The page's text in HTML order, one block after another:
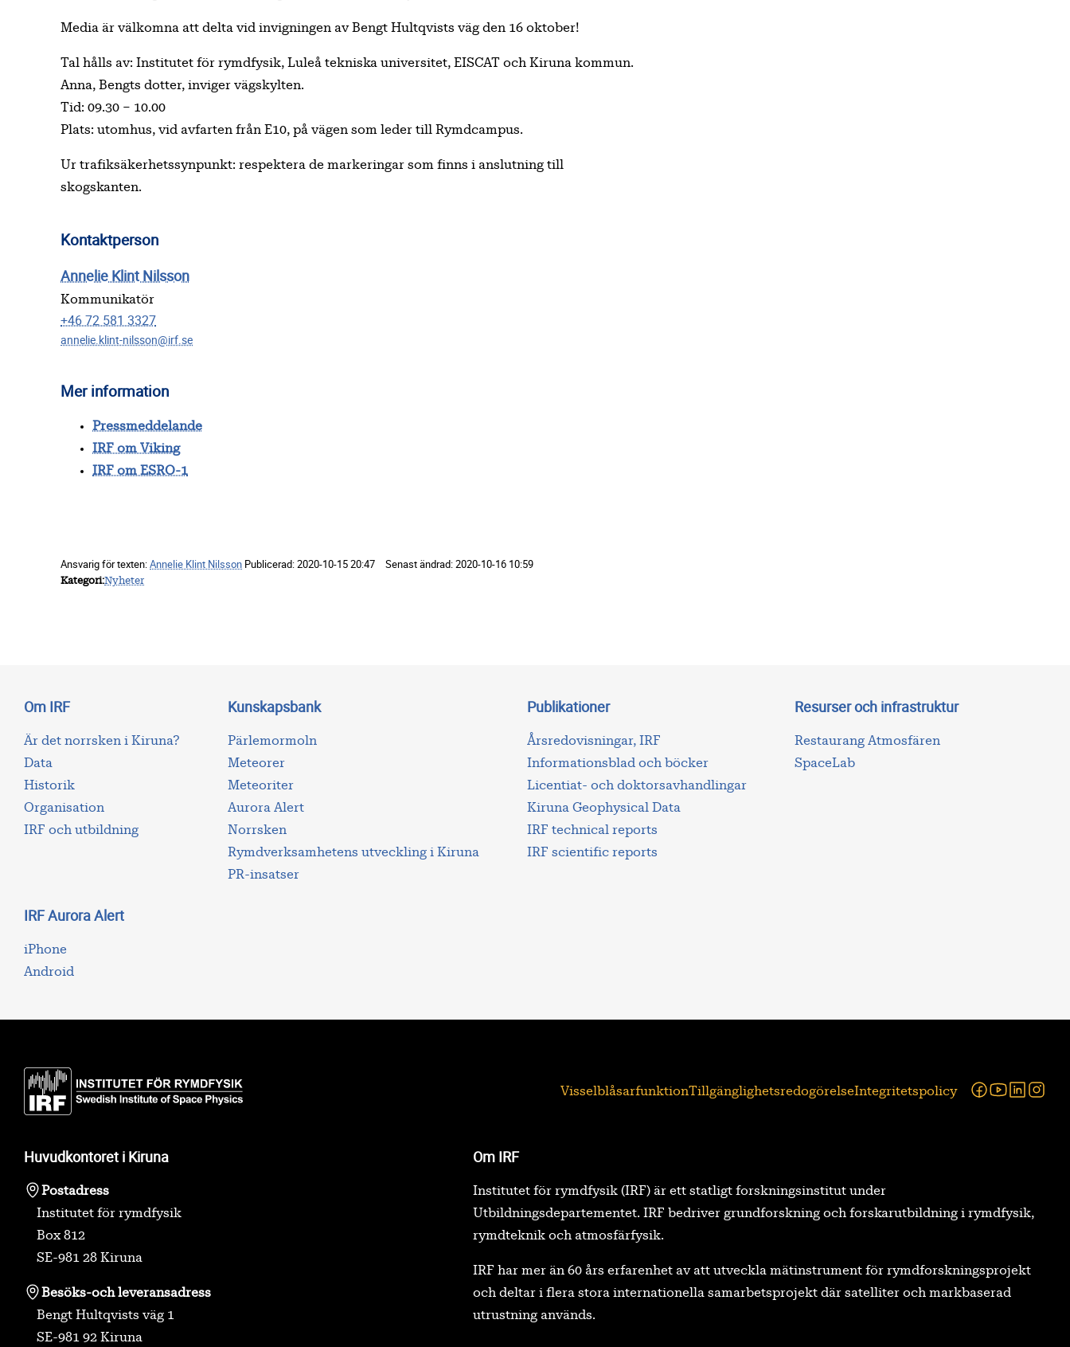
Media är välkomna att delta vid invigningen av Bengt Hultqvists väg den 16 oktober!
Tal hålls av: Institutet för rymdfysik, Luleå tekniska universitet, EISCAT och Kiruna kommun.
Anna, Bengts dotter, inviger vägskylten.
Tid: 09.30 – 10.00
Plats: utomhus, vid avfarten från E10, på vägen som leder till Rymdcampus.
Ur trafiksäkerhetssynpunkt: respektera de markeringar som finns i anslutning till
skogskanten.
Kontaktperson
Annelie Klint Nilsson
Kommunikatör
+46 72 581 3327
annelie.klint-nilsson@irf.se
Mer information
Pressmeddelande
IRF om Viking
IRF om ESRO-1
Ansvarig för texten:Annelie Klint Nilsson Publicerad:2020-10-15 20:47 Senast ändrad:2020-10-16 10:59
Kategori Nyheter
Om IRF
Är det norrsken i Kiruna?
Data
Historik
Organisation
IRF och utbildning
Kunskapsbank
Pärlemormoln
Meteorer
Meteoriter
Aurora Alert
Norrsken
Rymdverksamhetens utveckling i Kiruna
PR-insatser
Publikationer
Årsredovisningar, IRF
Informationsblad och böcker
Licentiat- och doktorsavhandlingar
Kiruna Geophysical Data
IRF technical reports
IRF scientific reports
Resurser och infrastruktur
Restaurang Atmosfären
SpaceLab
IRF Aurora Alert
iPhone
Android
VisselblåsarfunktionTillgänglighetsredogörelseIntegritetspolicy Facebook
Youtube
Huvudkontoret i Kiruna
Postadress
Institutet för rymdfysik
Box 812
SE-981 28 Kiruna
Besöks-och leveransadress
Bengt Hultqvists väg 1
SE-981 92 Kiruna
Om IRF
Institutet för rymdfysik (IRF) är ett statligt forskningsinstitut under
Utbildningsdepartementet. IRF bedriver grundforskning och forskarutbildning i rymdfysik,
rymdteknik och atmosfärfysik.
IRF har mer än 60 års erfarenhet av att utveckla mätinstrument för rymdforskningsprojekt
och deltar i flera stora internationella samarbetsprojekt där satelliter och markbaserad
utrustning används.